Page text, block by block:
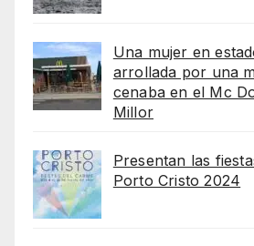
Una mujer en
arrollada por una
cenaba en el Mc
Millor
Presentan las
Porto Cristo 2024